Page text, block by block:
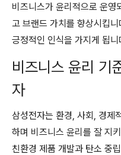
비즈니스가 윤리적으로 운영
고 브랜드 가치를 향상시킵
긍정적인 인식을 가지게 됩니
비즈니스 윤리 기
자
삼성전자는 환경, 사회, 경제
하며 비즈니스 윤리를 잘 지
친환경 제품 개발과 탄소 중